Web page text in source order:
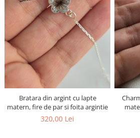
Pandantive argint
Vouchere Cadou
Seturi bijuterii
Seturi din argint
Seturi din aur
Bratara din argint cu lapte
matern, fire de par si foita argintie
320,00 Lei